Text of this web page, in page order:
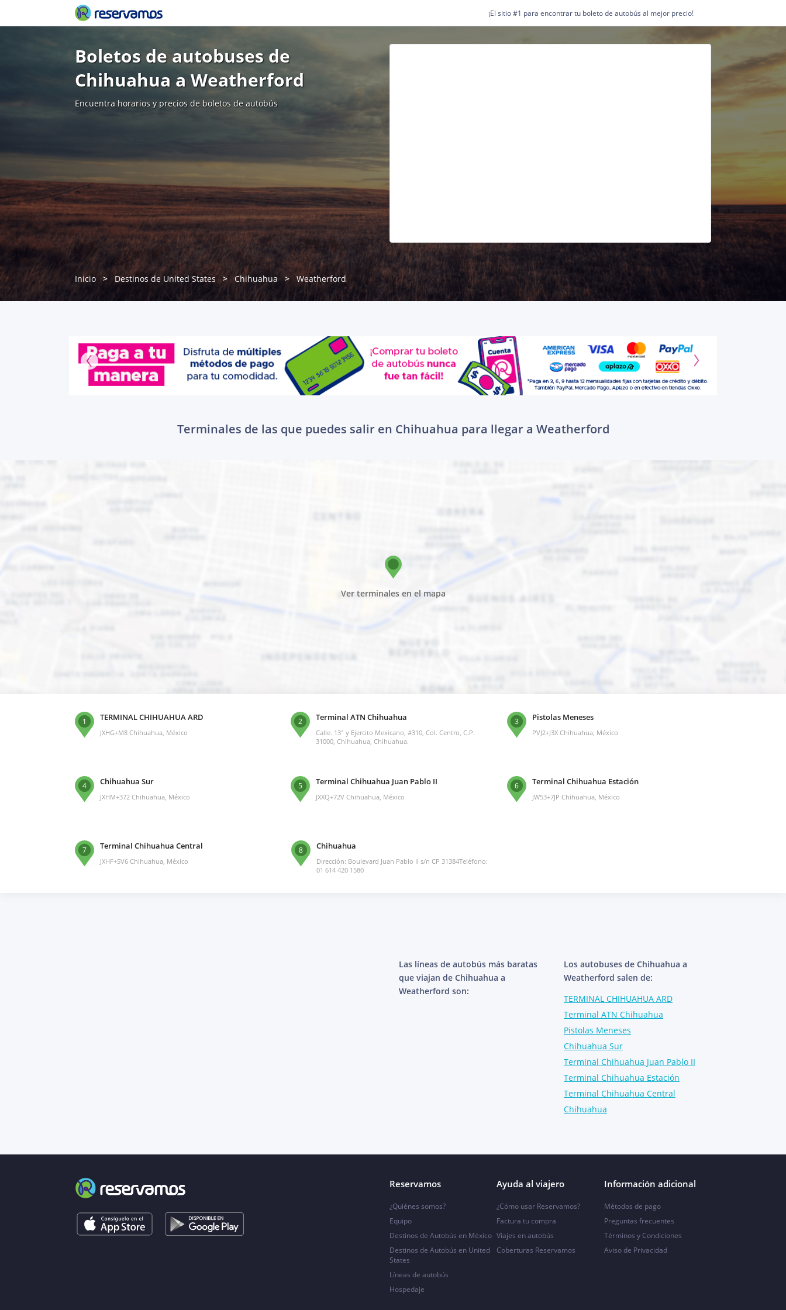
¡El sitio #1 para encontrar tu boleto de autobús al mejor precio!
Boletos de autobuses de
Chihuahua a Weatherford
Encuentra horarios y precios de boletos de autobús
Inicio Destinos de United States Chihuahua Weatherford
Terminales de las que puedes salir en Chihuahua para llegar a Weatherford
Ver terminales en el mapa
1 TERMINAL CHIHUAHUA ARD
JXHG+M8 Chihuahua, México
2 Terminal ATN Chihuahua
Calle. 13° y Ejercito Mexicano, #310, Col. Centro, C.P.
31000, Chihuahua, Chihuahua.
3 Pistolas Meneses
PVJ2+J3X Chihuahua, México
4 Chihuahua Sur
JXHM+372 Chihuahua, México
5 Terminal Chihuahua Juan Pablo II
JXXQ+72V Chihuahua, México
6 Terminal Chihuahua Estación
JW53+7JP Chihuahua, México
7 Terminal Chihuahua Central
JXHF+5V6 Chihuahua, México
8 Chihuahua
Dirección: Boulevard Juan Pablo II s/n CP 31384Teléfono:
01 614 420 1580
Las líneas de autobús más baratas
que viajan de Chihuahua a
Weatherford son:
Los autobuses de Chihuahua a
Weatherford salen de:
TERMINAL CHIHUAHUA ARD
Terminal ATN Chihuahua
Pistolas Meneses
Chihuahua Sur
Terminal Chihuahua Juan Pablo II
Terminal Chihuahua Estación
Terminal Chihuahua Central
Chihuahua
Reservamos
¿Quiénes somos?
Equipo
Destinos de Autobús en México
Destinos de Autobús en United
States
Líneas de autobús
Hospedaje
Ayuda al viajero
¿Cómo usar Reservamos?
Factura tu compra
Viajes en autobús
Coberturas Reservamos
Información adicional
Métodos de pago
Preguntas frecuentes
Términos y Condiciones
Aviso de Privacidad